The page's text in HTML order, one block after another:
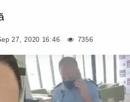
27, 2020 16:46 7356